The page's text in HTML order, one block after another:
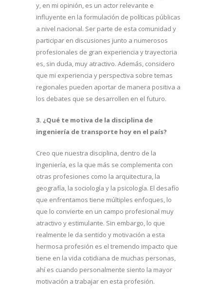
y, en mi opinión, es un actor relevante e
influyente en la formulación de políticas públicas
a nivel nacional. Ser parte de esta comunidad y
participar en discusiones junto a numerosos
profesionales de gran experiencia y trayectoria
es, sin duda, muy atractivo. Además, considero
que mi experiencia y perspectiva sobre temas
regionales pueden aportar de manera positiva a
los debates que se desarrollen en el futuro.
3. ¿Qué te motiva de la disciplina de
ingeniería de transporte hoy en el país?
Creo que nuestra disciplina, dentro de la
ingeniería, es la que más se complementa con
otras profesiones como la arquitectura, la
geografía, la sociología y la psicología. El desafío
que enfrentamos tiene múltiples enfoques, lo
que lo convierte en un campo profesional muy
atractivo y estimulante. Sin embargo, lo que
realmente le da sentido y motivación a esta
hermosa profesión es el tremendo impacto que
tiene en la vida cotidiana de muchas personas,
ahí es cuando personalmente siento la mayor
motivación a trabajar en esta profesión.